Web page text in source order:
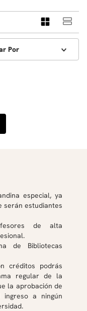
Por
especial, ya
serán estudiantes
de alta
de Bibliotecas
créditos podrás
regular de la
la aprobación de
a ningún